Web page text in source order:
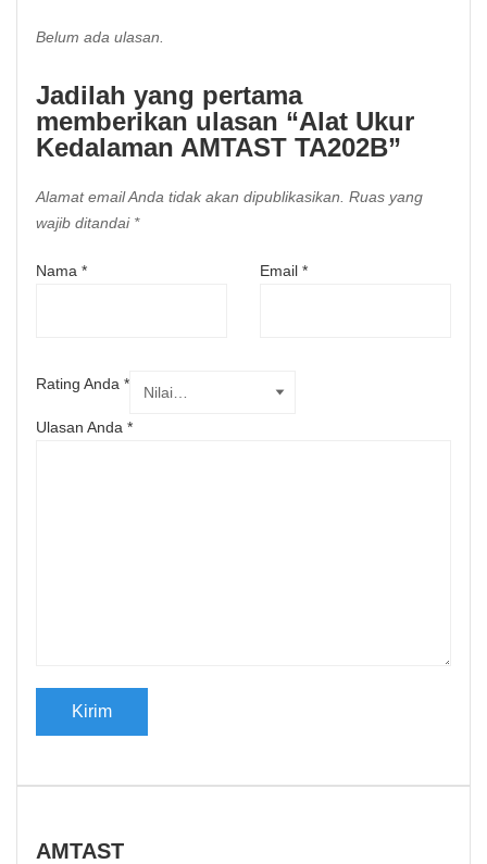
Belum ada ulasan.
Jadilah yang pertama
memberikan ulasan “Alat Ukur
Kedalaman AMTAST TA202B”
Alamat email Anda tidak akan dipublikasikan. Ruas yang
wajib ditandai *
Nama * Email *
Rating Anda *
Ulasan Anda *
AMTAST